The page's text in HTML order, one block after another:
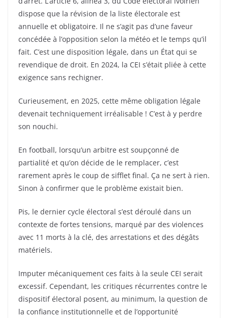
dispose que la révision de la liste électorale est
annuelle et obligatoire. Il ne s’agit pas d’une faveur
concédée à l’opposition selon la météo et le temps qu’il
fait. C’est une disposition légale, dans un État qui se
revendique de droit. En 2024, la CEI s’était pliée à cette
exigence sans rechigner.
Curieusement, en 2025, cette même obligation légale
devenait techniquement irréalisable ! C’est à y perdre
son nouchi.
En football, lorsqu’un arbitre est soupçonné de
partialité et qu’on décide de le remplacer, c’est
rarement après le coup de sifflet final. Ça ne sert à rien.
Sinon à confirmer que le problème existait bien.
Pis, le dernier cycle électoral s’est déroulé dans un
contexte de fortes tensions, marqué par des violences
avec 11 morts à la clé, des arrestations et des dégâts
matériels.
Imputer mécaniquement ces faits à la seule CEI serait
excessif. Cependant, les critiques récurrentes contre le
dispositif électoral posent, au minimum, la question de
la confiance institutionnelle et de l’opportunité